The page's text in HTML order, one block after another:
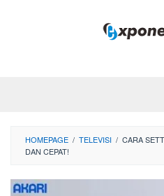
HOMEPAGE / TELEVISI / CARA
DAN CEPAT!